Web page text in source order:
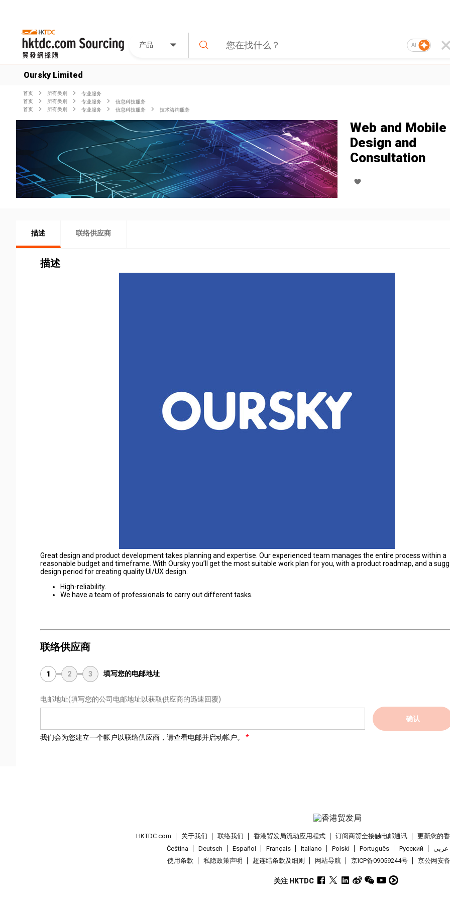
产品 AI
Oursky Limited
首页 所有类別
专业服务
首页
所有类別 专业服务
信息科技服务
首页
所有类別 专业服务 信息科技服务 技术咨询服务
Web and Mobile
Design and
Consultation
描述 联络供应商
描述
Great design and product development takes planning and expertise. Our experienced team manages the entire process within a
reasonable budget and timeframe. With Oursky you’ll get the most suitable work plan for you, with a product roadmap, and a
design period for creating quality UI/UX design.
High-reliability.
We have a team of professionals to carry out different tasks.
联络供应商
1 2 3 填写您的电邮地址
电邮地址(填写您的公司电邮地址以获取供应商的迅速回覆)
确认
我们会为您建立一个帐户以联络供应商，请查看电邮并启动帐户。
HKTDC.com 关于我们 联络我们 香港贸发局流动应用程式 订阅商贸全接触电邮通讯 更新您的
Čeština
Deutsch Español Français Italiano Polski Português Pусский عربى
使用条款
私隐政策声明 超连结条款及细则 网站导航 京ICP备09059244号 京公网安
关注 HKTDC